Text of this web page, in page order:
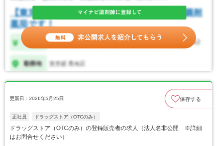
更新日：2026年5月25日 保存する
正社員 ドラッグストア（OTCのみ）
ドラッグストア（OTCのみ）の登録販売者の求人（法人名非公開 ※詳細
はお問合せください）